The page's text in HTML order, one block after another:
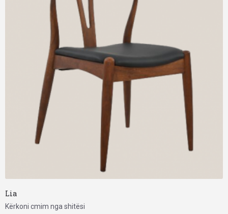
Lia
Kërkoni cmim nga shitësi